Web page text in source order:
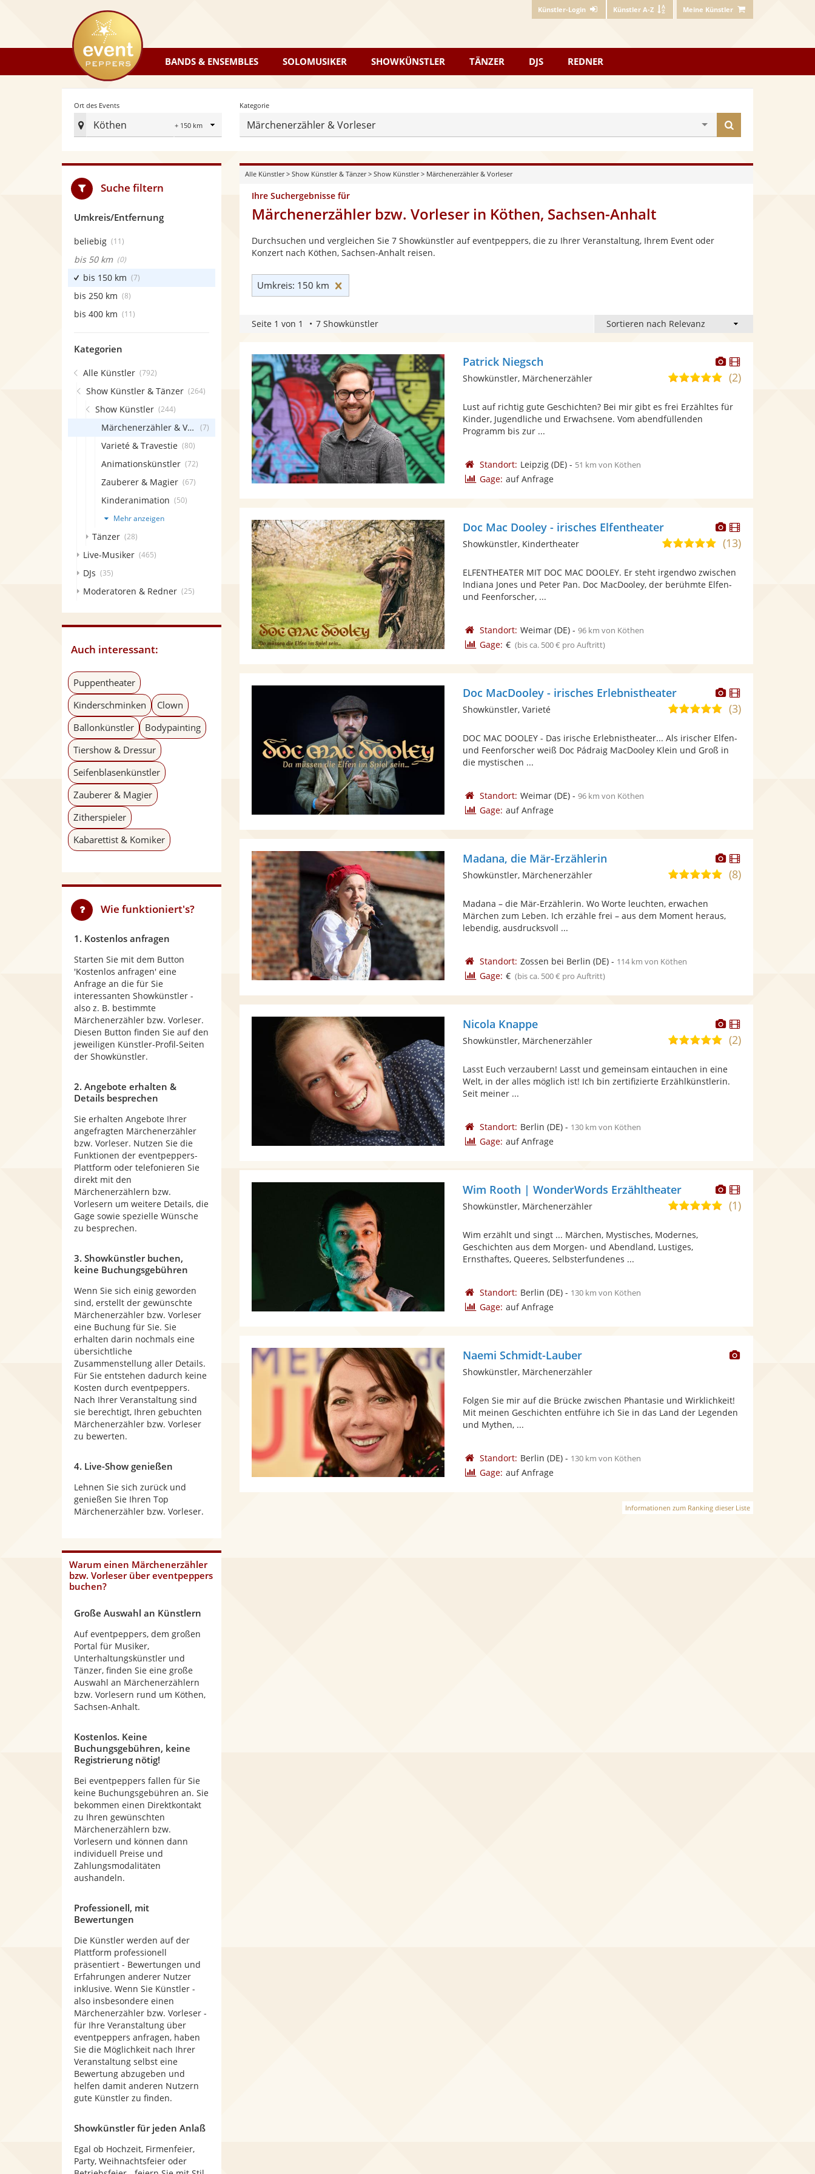
Künstler-Login Künstler A-Z Meine Künstler
eventpeppers
BANDS & ENSEMBLES SOLOMUSIKER SHOWKÜNSTLER TÄNZER DJS REDNER
Ort des Events
Köthen
Radius
Ort
Events
festlegen
Kategorie
Märchenerzähler & Vorleser
finden
Alle Künstler> Show Künstler & Tänzer> Show Künstler> Märchenerzähler & Vorleser
Ihre Suchergebnisse für
Märchenerzähler bzw. Vorleser in Köthen, Sachsen-Anhalt
Durchsuchen und vergleichen Sie 7 Showkünstler auf eventpeppers, die zu Ihrer Veranstaltung, Ihrem Event oder
Konzert nach Köthen, Sachsen-Anhalt reisen.
Umkreis: 150 km
Seite 1 von 1 7 Showkünstler
Dieser
Künstler
stellt
bereit.
Dieser
Künstler
Patrick Niegsch
5,0
5
(2)
Showkünstler, Märchenerzähler
Lust auf richtig gute Geschichten? Bei mir gibt es frei Erzähltes für
Kinder, Jugendliche und Erwachsene. Vom abendfüllenden
Programm bis zur ...
Standort: Leipzig(DE)- 51 km von Köthen
Gage: auf Anfrage
Dieser
Künstler
stellt
bereit.
Dieser
Künstler
Doc Mac Dooley - irisches Elfentheater
4,8
5
Sternen
(13)
Showkünstler, Kindertheater
ELFENTHEATER MIT DOC MAC DOOLEY. Er steht irgendwo zwischen
Indiana Jones und Peter Pan. Doc MacDooley, der berühmte Elfen-
und Feenforscher, ...
Standort: Weimar(DE)- 96 km von Köthen
Gage: € (bis ca. 500 € pro Auftritt)
Dieser
Künstler
stellt
bereit.
Dieser
Künstler
Doc MacDooley - irisches Erlebnistheater
4,9
5
Sternen
(3)
Showkünstler, Varieté
DOC MAC DOOLEY - Das irische Erlebnistheater... Als irischer Elfen-
und Feenforscher weiß Doc Pádraig MacDooley Klein und Groß in
die mystischen ...
Standort: Weimar(DE)- 96 km von Köthen
Gage: auf Anfrage
Dieser
Künstler
stellt
Dieser
Künstler
Madana, die Mär-Erzählerin
4,9
Sternen
(8)
Showkünstler, Märchenerzähler
Madana – die Mär-Erzählerin. Wo Worte leuchten, erwachen
Märchen zum Leben. Ich erzähle frei – aus dem Moment heraus,
lebendig, ausdrucksvoll ...
Standort: Zossen bei Berlin (DE)- 114 km von Köthen
Gage: € (bis ca. 500 € pro Auftritt)
Dieser
Künstler
stellt
bereit.
Dieser
Künstler
Nicola Knappe
5,0
5
Sternen
(2)
Showkünstler, Märchenerzähler
Lasst Euch verzaubern! Lasst und gemeinsam eintauchen in eine
Welt, in der alles möglich ist! Ich bin zertifizierte Erzählkünstlerin.
Seit meiner ...
Standort: Berlin (DE)- 130 km von Köthen
Gage: auf Anfrage
Dieser
Künstler
stellt
Dieser
Künstler
Wim Rooth | WonderWords Erzähltheater
5,0(1)
Showkünstler, Märchenerzähler
Wim erzählt und singt ... Märchen, Mystisches, Modernes,
Geschichten aus dem Morgen- und Abendland, Lustiges,
Ernsthaftes, Queeres, Selbsterfundenes ...
Standort: Berlin (DE)- 130 km von Köthen
Gage: auf Anfrage
Dieser
Naemi Schmidt-Lauber
Showkünstler, Märchenerzähler
Folgen Sie mir auf die Brücke zwischen Phantasie und Wirklichkeit!
Mit meinen Geschichten entführe ich Sie in das Land der Legenden
und Mythen, ...
Standort: Berlin (DE)- 130 km von Köthen
Gage: auf Anfrage
Informationen zum Ranking dieser Liste
Suche filtern
Umkreis/Entfernung
beliebig (11)
bis 50 km (0)
bis 150 km (7)
bis 250 km (8)
bis 400 km (11)
Kategorien
Alle Künstler (792)
Show Künstler & Tänzer (264)
Show Künstler (244)
Märchenerzähler & Vorleser (7)
Varieté & Travestie (80)
Animationskünstler (72)
Zauberer & Magier (67)
Kinderanimation (50)
Mehr anzeigen
Tänzer (28)
Live-Musiker (465)
DJs (35)
Moderatoren & Redner (25)
Auch interessant:
Puppentheater
Kinderschminken
Clown
Ballonkünstler
Bodypainting
Tiershow & Dressur
Seifenblasenkünstler
Zauberer & Magier
Zitherspieler
Kabarettist & Komiker
Wie funktioniert's?
1. Kostenlos anfragen
Starten Sie mit dem Button
'Kostenlos anfragen' eine
Anfrage an die für Sie
interessanten Showkünstler -
also z. B. bestimmte
Märchenerzähler bzw. Vorleser.
Diesen Button finden Sie auf den
jeweiligen Künstler-Profil-Seiten
der Showkünstler.
2. Angebote erhalten &
Details besprechen
Sie erhalten Angebote Ihrer
angefragten Märchenerzähler
bzw. Vorleser. Nutzen Sie die
Funktionen der eventpeppers-
Plattform oder telefonieren Sie
direkt mit den
Märchenerzählern bzw.
Vorlesern um weitere Details, die
Gage sowie spezielle Wünsche
zu besprechen.
3. Showkünstler buchen,
keine Buchungsgebühren
Wenn Sie sich einig geworden
sind, erstellt der gewünschte
Märchenerzähler bzw. Vorleser
eine Buchung für Sie. Sie
erhalten darin nochmals eine
übersichtliche
Zusammenstellung aller Details.
Für Sie entstehen dadurch keine
Kosten durch eventpeppers.
Nach Ihrer Veranstaltung sind
sie berechtigt, Ihren gebuchten
Märchenerzähler bzw. Vorleser
zu bewerten.
4. Live-Show genießen
Lehnen Sie sich zurück und
genießen Sie Ihren Top
Märchenerzähler bzw. Vorleser.
Warum einen Märchenerzähler
bzw. Vorleserüber eventpeppers
buchen?
Große Auswahl an Künstlern
Auf eventpeppers, dem großen
Portal für Musiker,
Unterhaltungskünstler und
Tänzer, finden Sie eine große
Auswahl an Märchenerzählern
bzw. Vorlesern rund um Köthen,
Sachsen-Anhalt.
Kostenlos. Keine
Buchungsgebühren, keine
Registrierung nötig!
Bei eventpeppers fallen für Sie
keine Buchungsgebühren an. Sie
bekommen einen Direktkontakt
zu Ihren gewünschten
Märchenerzählern bzw.
Vorlesern und können dann
individuell Preise und
Zahlungsmodalitäten
aushandeln.
Professionell, mit
Bewertungen
Die Künstler werden auf der
Plattform professionell
präsentiert - Bewertungen und
Erfahrungen anderer Nutzer
inklusive. Wenn Sie Künstler -
also insbesondere einen
Märchenerzähler bzw. Vorleser -
für Ihre Veranstaltung über
eventpeppers anfragen, haben
Sie die Möglichkeit nach Ihrer
Veranstaltung selbst eine
Bewertung abzugeben und
helfen damit anderen Nutzern
gute Künstler zu finden.
Showkünstler für jeden Anlaß
Egal ob Hochzeit, Firmenfeier,
Party, Weihnachtsfeier oder